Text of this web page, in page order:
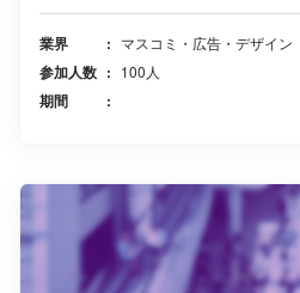
業界 マスコミ・広告・デザイン
参加人数 100人
期間